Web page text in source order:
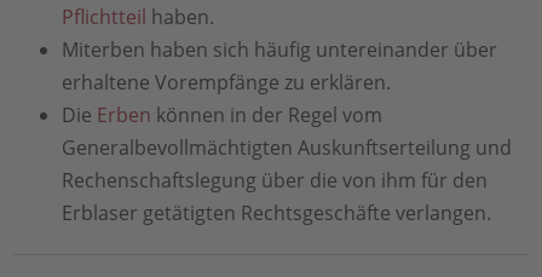
Pflichtteil haben.
Miterben haben sich häufig untereinander über
erhaltene Vorempfänge zu erklären.
Die Erben können in der Regel vom
Generalbevollmächtigten Auskunftserteilung und
Rechenschaftslegung über die von ihm für den
Erblaser getätigten Rechtsgeschäfte verlangen.